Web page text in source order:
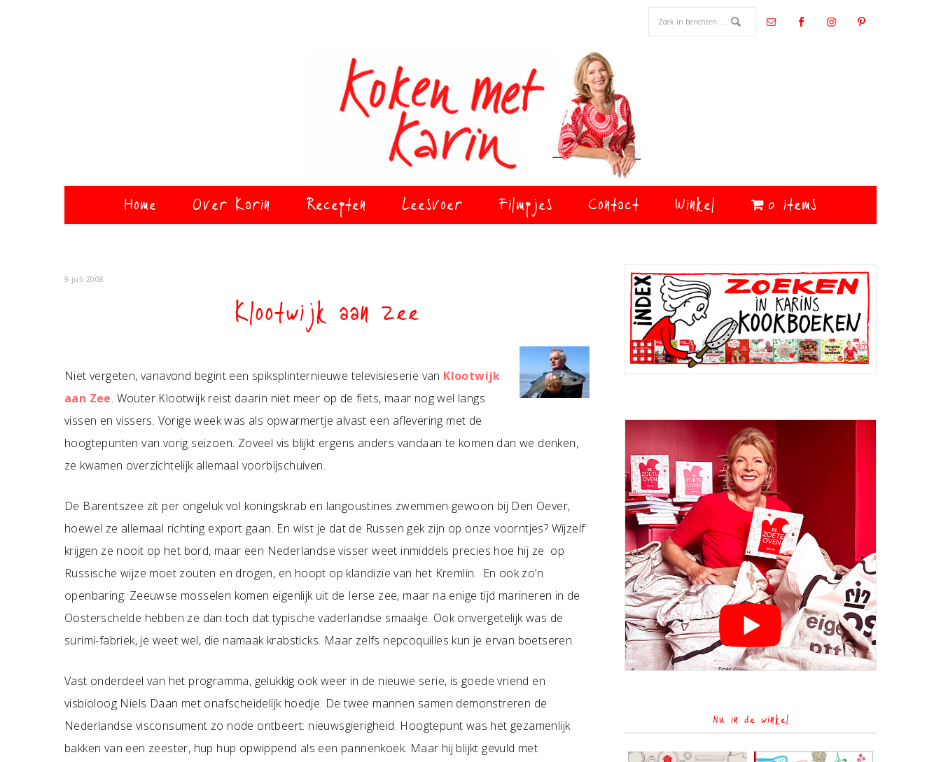
Home Over Karin Recepten Leesvoer Filmpjes Contact Winkel 0 items
9 juli 2008
Klootwijk aan zee
Niet vergeten, vanavond begint een spiksplinternieuwe televisieserie van Klootwijk
aan Zee. Wouter Klootwijk reist daarin niet meer op de fiets, maar nog wel langs
vissen en vissers. Vorige week was als opwarmertje alvast een aflevering met de
hoogtepunten van vorig seizoen. Zoveel vis blijkt ergens anders vandaan te komen dan we denken,
ze kwamen overzichtelijk allemaal voorbijschuiven.
De Barentszee zit per ongeluk vol koningskrab en langoustines zwemmen gewoon bij Den Oever,
hoewel ze allemaal richting export gaan. En wist je dat de Russen gek zijn op onze voorntjes? Wijzelf
krijgen ze nooit op het bord, maar een Nederlandse visser weet inmiddels precies hoe hij ze op
Russische wijze moet zouten en drogen, en hoopt op klandizie van het Kremlin. En ook zo’n
openbaring: Zeeuwse mosselen komen eigenlijk uit de Ierse zee, maar na enige tijd marineren in de
Oosterschelde hebben ze dan toch dat typische vaderlandse smaakje. Ook onvergetelijk was de
surimi-fabriek, je weet wel, die namaak krabsticks. Maar zelfs nepcoquilles kun je ervan boetseren.
Vast onderdeel van het programma, gelukkig ook weer in de nieuwe serie, is goede vriend en
visbioloog Niels Daan met onafscheidelijk hoedje. De twee mannen samen demonstreren de
Nederlandse visconsument zo node ontbeert: nieuwsgierigheid. Hoogtepunt was het gezamenlijk
bakken van een zeester, hup hup opwippend als een pannenkoek. Maar hij blijkt gevuld met
Primaire
Sidebar
Nu in de winkel